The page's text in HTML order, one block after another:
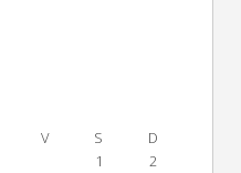
V S
D
1
2